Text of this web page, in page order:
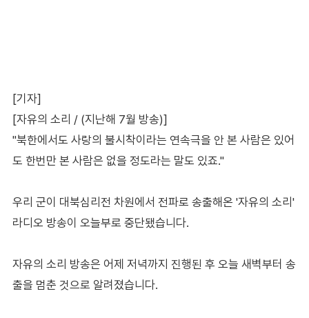
[기자]
[자유의 소리 / (지난해 7월 방송)]
"북한에서도 사랑의 불시착이라는 연속극을 안 본 사람은 있어
도 한번만 본 사람은 없을 정도라는 말도 있죠."
우리 군이 대북심리전 차원에서 전파로 송출해온 '자유의 소리'
라디오 방송이 오늘부로 중단됐습니다.
자유의 소리 방송은 어제 저녁까지 진행된 후 오늘 새벽부터 송
출을 멈춘 것으로 알려졌습니다.